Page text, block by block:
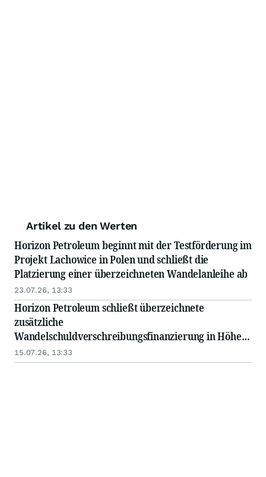
Artikel zu den Werten
Horizon Petroleum beginnt mit der Testförderung im
Projekt Lachowice in Polen und schließt die
Platzierung einer überzeichneten Wandelanleihe ab
23.07.26, 13:33
Horizon Petroleum schließt überzeichnete
zusätzliche
Wandelschuldverschreibungsfinanzierung in Höhe
von 541.000 $ ab
15.07.26, 13:33